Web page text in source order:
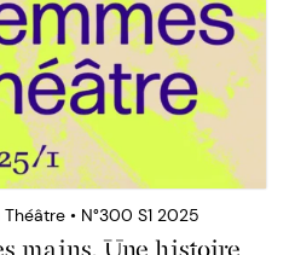
• N°300 S1 2025
mains. Une histoire